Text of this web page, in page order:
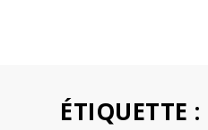
ÉTIQUETTE :